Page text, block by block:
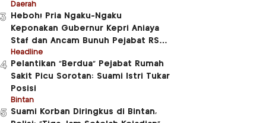
Meninggal Dunia
Daerah
Heboh! Pria Ngaku-Ngaku
Keponakan Gubernur Kepri Aniaya
Staf dan Ancam Bunuh Pejabat RSUD
RAT
Headline
Pelantikan “Berdua” Pejabat Rumah
Sakit Picu Sorotan: Suami Istri Tukar
Posisi
Bintan
Suami Korban Diringkus di Bintan,